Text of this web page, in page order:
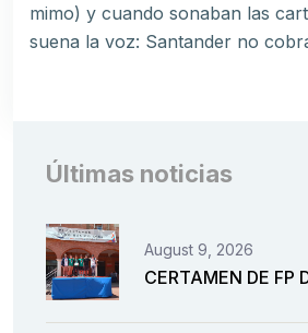
mimo) y cuando sonaban las
suena la voz: Santander no
Últimas noticias
August 9, 2026
CERTAMEN DE FP